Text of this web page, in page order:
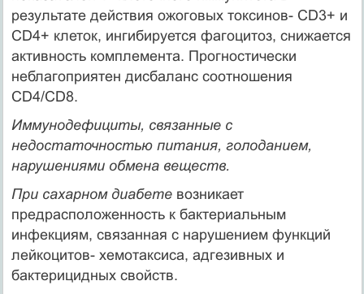
результате действия ожоговых токсинов- CD3+ и
CD4+ клеток, ингибируется фагоцитоз, снижается
активность комплемента. Прогностически
неблагоприятен дисбаланс соотношения
CD4/CD8.
Иммунодефициты, связанные с
недостаточностью питания, голоданием,
нарушениями обмена веществ.
При сахарном диабете возникает
предрасположенность к бактериальным
инфекциям, связанная с нарушением функций
лейкоцитов- хемотаксиса, адгезивных и
бактерицидных свойств.